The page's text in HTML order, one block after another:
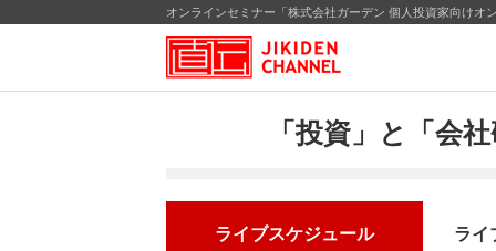
オンラインセミナー「株式会社ガーデン 個人投資家向けオ
「投資」と「会
ライブスケジュール ライ